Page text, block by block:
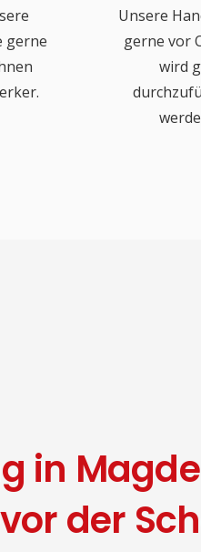
gerne
Unsere
gerne vor
wird
in
der